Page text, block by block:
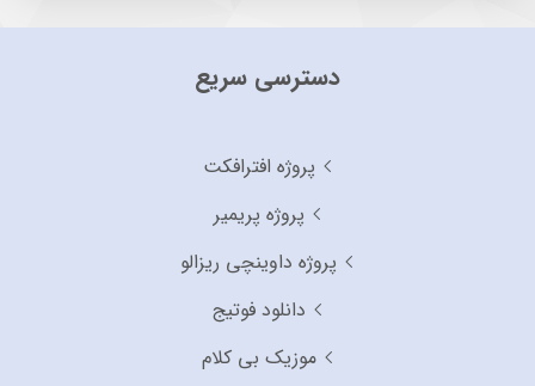
دسترسی سریع
پروژه افترافکت
پروژه پریمیر
پروژه داوینچی ریزالو
دانلود فوتیج
موزیک بی کلام